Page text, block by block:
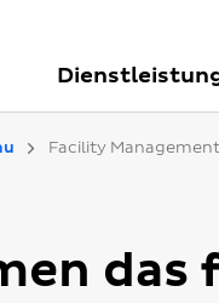
Facility Management
das